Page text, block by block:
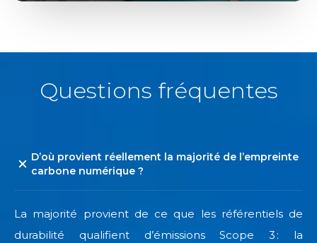
Questions fréquentes
D’où provient réellement la majorité de l’empreinte
carbone numérique ?
La majorité provient de ce que les référentiels de
durabilité qualifient d’émissions Scope 3 : la